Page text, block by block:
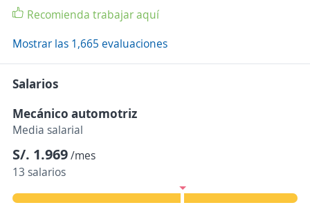
Recomienda trabajar aquí
Mostrar las 1,665 evaluaciones
Salarios
Mecánico automotriz
Media salarial
S/. 1.969/mes
13 salarios